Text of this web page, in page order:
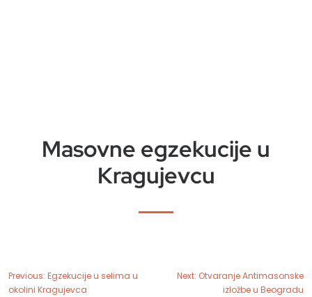
Masovne egzekucije u
Kragujevcu
Previous: Egzekucije u selima u
okolini Kragujevca
Next: Otvaranje Antimasonske
izložbe u Beogradu